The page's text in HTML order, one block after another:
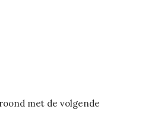
met de volgende